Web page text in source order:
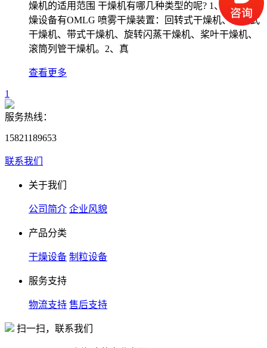
燥机的适用范围 干燥机有哪几种类型的呢? 1、常见的干
燥设备有OMLG 喷雾干燥装置：回转式干燥机、链层式
干燥机、带式干燥机、旋转闪蒸干燥机、桨叶干燥机、
滚筒列管干燥机。2、真
查看更多
1
服务热线：
15821189653
联系我们
关于我们
公司简介 企业风貌
产品分类
干燥设备 制粒设备
服务支持
物流支持 售后支持
扫一扫，联系我们